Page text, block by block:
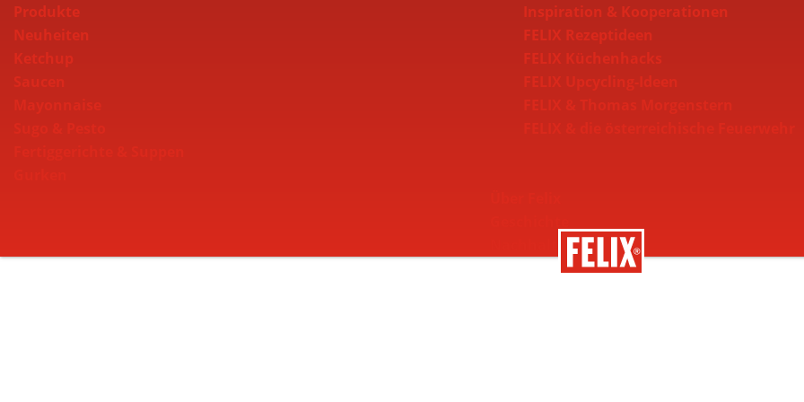
Produkte
Neuheiten
Ketchup
Saucen
Inspiration & Kooperationen
FELIX Rezeptideen
FELIX Küchenhacks
FELIX Upcycling-Ideen
Nachhaltigkeit